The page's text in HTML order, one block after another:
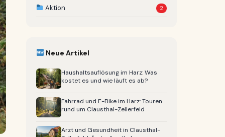
Aktion 2
Neue Artikel
Haushaltsauflösung im Harz: Was
kostet es und wie läuft es ab?
Fahrrad und E-Bike im Harz: Touren
rund um Clausthal-Zellerfeld
Arzt und Gesundheit in Clausthal-